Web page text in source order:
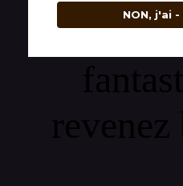
quelque
NON, j'ai